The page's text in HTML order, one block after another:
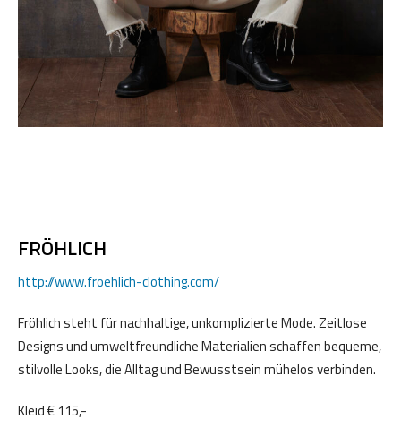
FRÖHLICH
http://www.froehlich-clothing.com/
Fröhlich steht für nachhaltige, unkomplizierte Mode. Zeitlose
Designs und umweltfreundliche Materialien schaffen bequeme,
stilvolle Looks, die Alltag und Bewusstsein mühelos verbinden.
Kleid € 115,-